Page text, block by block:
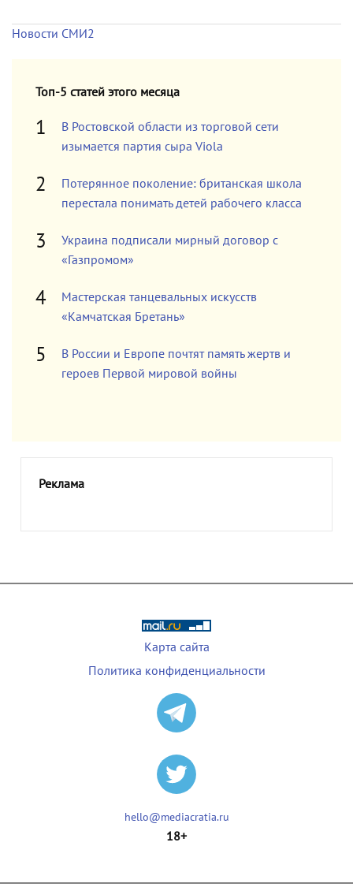
Новости СМИ2
Топ-5 статей этого месяца
В Ростовской области из торговой сети
изымается партия сыра Viola
Потерянное поколение: британская школа
перестала понимать детей рабочего класса
Украина подписали мирный договор с
«Газпромом»
Мастерская танцевальных искусств
«Камчатская Бретань»
В России и Европе почтят память жертв и
героев Первой мировой войны
Реклама
Карта сайта
Политика конфиденциальности
hello@mediacratia.ru
18+